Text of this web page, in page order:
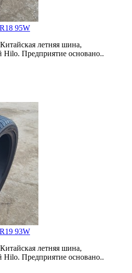
95W
летняя шина,
Hilo. Предприятие основано..
93W
летняя шина,
Hilo. Предприятие основано..